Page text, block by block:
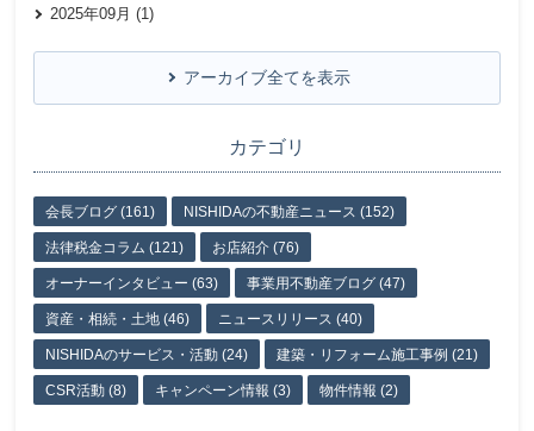
2025年09月 (1)
アーカイブ全てを表示
カテゴリ
会長ブログ (161) NISHIDAの不動産ニュース (152)
法律税金コラム (121) お店紹介 (76)
オーナーインタビュー (63) 事業用不動産ブログ (47)
資産・相続・土地 (46) ニュースリリース (40)
NISHIDAのサービス・活動 (24) 建築・リフォーム施工事例 (21)
CSR活動 (8) キャンペーン情報 (3) 物件情報 (2)